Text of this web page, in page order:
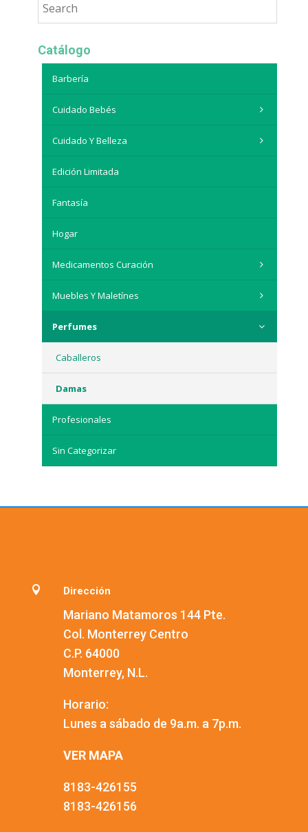
Catálogo
Barbería
Cuidado Bebés
Cuidado Y Belleza
Edición Limitada
Fantasía
Hogar
Medicamentos Curación
Muebles Y Maletínes
Perfumes
Caballeros
Damas
Profesionales
Sin Categorizar
 Dirección
Mariano Matamoros 144 Pte.
Col. Monterrey Centro
C.P. 64000
Monterrey, N.L.
Horario:
Lunes a sábado de 9a.m. a 7p.m.
VER MAPA
8183-426155
8183-426156